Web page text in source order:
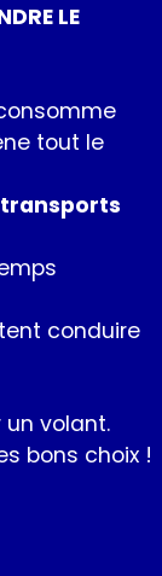
LE
tout le
transports
conduire
un volant.
bons choix !